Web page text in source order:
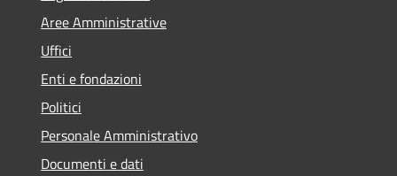
Aree Amministrative
Uffici
Enti e fondazioni
Politici
Personale Amministrativo
Documenti e dati